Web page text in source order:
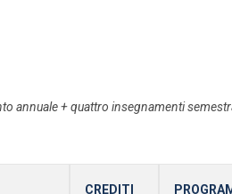
annuale + quattro insegnamenti
CREDITI